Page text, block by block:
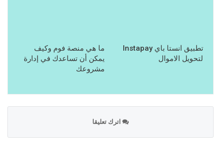
تطبيق انستا باي Instapay
لتحويل الاموال
ما هي منصة فوم وكيف
يمكن أن تساعدك في إدارة
مشروعك
اترك تعليقا